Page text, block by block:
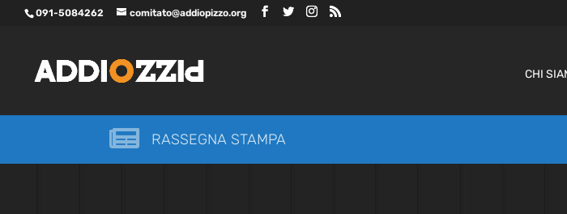
091-5084262 comitato@addiopizzo.org
CHI
 RASSEGNA STAMPA